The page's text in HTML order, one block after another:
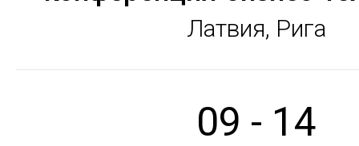
Латвия, Рига
09 - 14